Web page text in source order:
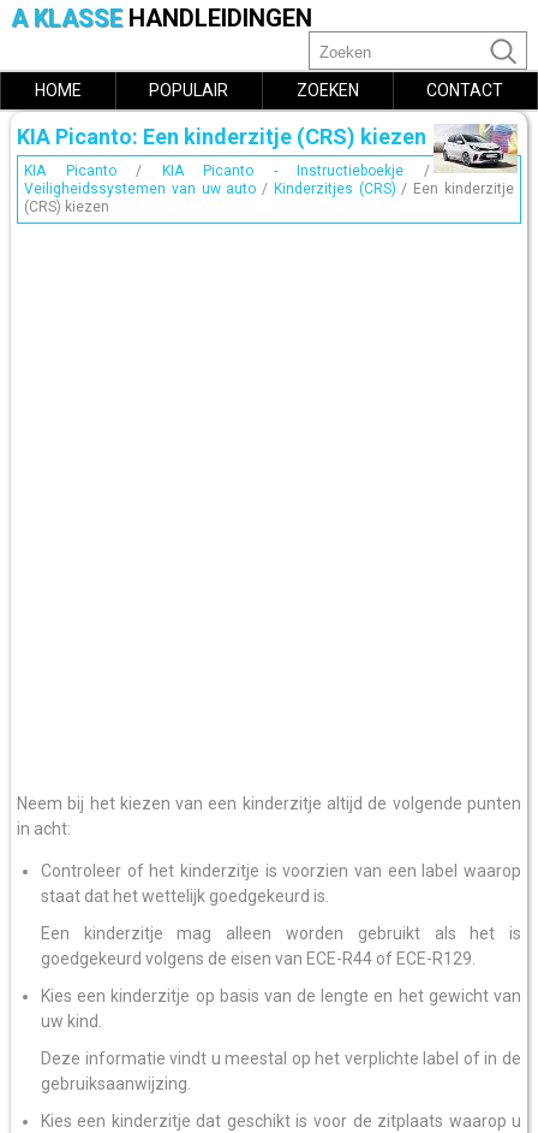
A KLASSE HANDLEIDINGEN
HOME POPULAIR ZOEKEN CONTACT
KIA Picanto: Een kinderzitje (CRS) kiezen
KIA Picanto/ KIA Picanto - Instructieboekje /
Veiligheidssystemen van uw auto / Kinderzitjes (CRS) / Een kinderzitje
(CRS) kiezen
Neem bij het kiezen van een kinderzitje altijd de volgende punten
in acht:
Controleer of het kinderzitje is voorzien van een label waarop
staat dat het wettelijk goedgekeurd is.
Een kinderzitje mag alleen worden gebruikt als het is
goedgekeurd volgens de eisen van ECE-R44 of ECE-R129.
Kies een kinderzitje op basis van de lengte en het gewicht van
uw kind.
Deze informatie vindt u meestal op het verplichte label of in de
gebruiksaanwijzing.
Kies een kinderzitje dat geschikt is voor de zitplaats waarop u